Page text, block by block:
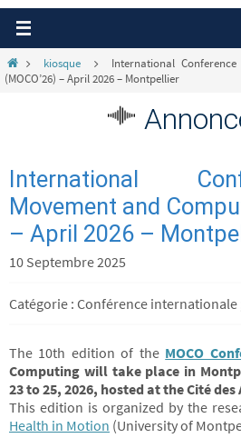
Homekiosque
International
(MOCO’26) – April 2026 – Montpellier
International
Movement and
– April 2026 –
10 Septembre 2025
Catégorie : Conférence internationale
The 10th edition of the MOCO
Computing will take place in
23 to 25, 2026, hosted at the Cité des
This edition is organized by the
Health in Motion (University of